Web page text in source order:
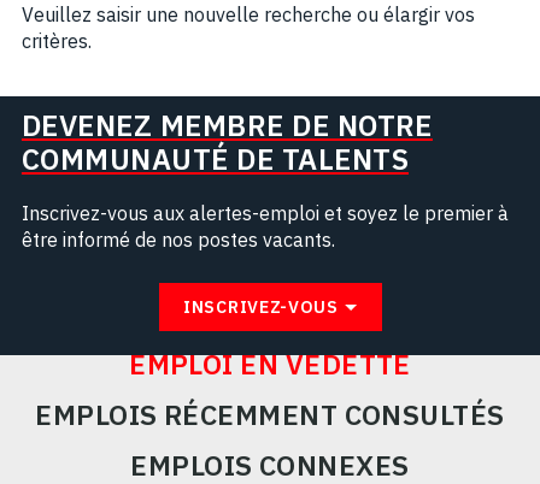
Veuillez saisir une nouvelle recherche ou élargir vos
critères.
DEVENEZ MEMBRE DE NOTRE
COMMUNAUTÉ DE TALENTS
Inscrivez-vous aux alertes-emploi et soyez le premier à
être informé de nos postes vacants.
INSCRIVEZ-VOUS
EMPLOI EN VEDETTE
EMPLOIS RÉCEMMENT CONSULTÉS
EMPLOIS CONNEXES